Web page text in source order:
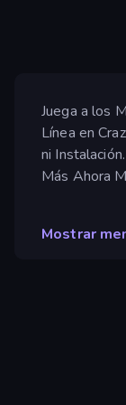
Juega a los
Línea en
ni
Más Ahora
Mostrar